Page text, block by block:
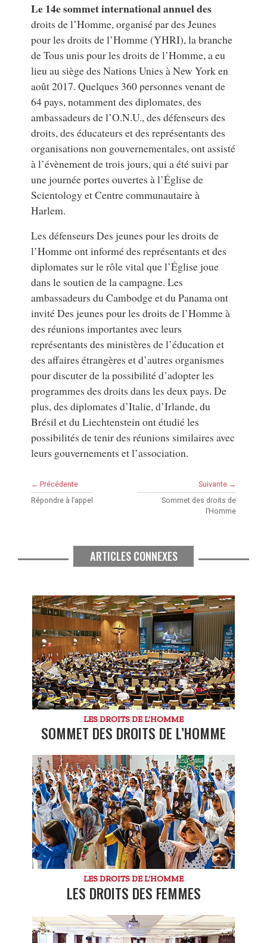
Le 14e sommet international annuel des
droits de l’Homme, organisé par des Jeunes
pour les droits de l’Homme (YHRI), la branche
de Tous unis pour les droits de l’Homme, a eu
lieu au siège des Nations Unies à New York en
août 2017. Quelques 360 personnes venant de
64 pays, notamment des diplomates, des
ambassadeurs de l’O.N.U., des défenseurs des
droits, des éducateurs et des représentants des
organisations non gouvernementales, ont assisté
à l’évènement de trois jours, qui a été suivi par
une journée portes ouvertes à l’Église de
Scientology et Centre communautaire à
Harlem.
Les défenseurs Des jeunes pour les droits de
l’Homme ont informé des représentants et des
diplomates sur le rôle vital que l’Église joue
dans le soutien de la campagne. Les
ambassadeurs du Cambodge et du Panama ont
invité Des jeunes pour les droits de l’Homme à
des réunions importantes avec leurs
représentants des ministères de l’éducation et
des affaires étrangères et d’autres organismes
pour discuter de la possibilité d’adopter les
programmes des droits dans les deux pays. De
plus, des diplomates d’Italie, d’Irlande, du
Brésil et du Liechtenstein ont étudié les
possibilités de tenir des réunions similaires avec
leurs gouvernements et l’association.
← Précédente
Répondre à l’appel
Suivante →
Sommet des droits de
l’Homme
ARTICLES CONNEXES
LES DROITS DE L’HOMME
SOMMET DES DROITS DE L’HOMME
LES DROITS DE L’HOMME
LES DROITS DES FEMMES